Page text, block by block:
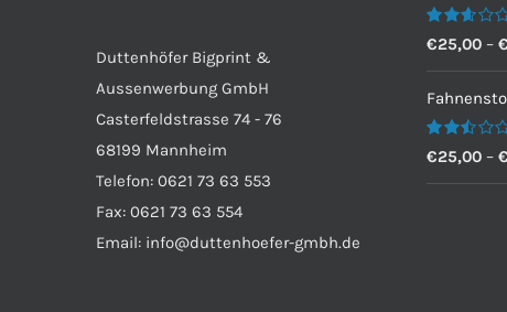
Duttenhöfer Bigprint &
Aussenwerbung GmbH
Casterfeldstrasse 74 - 76
68199 Mannheim
Telefon: 0621 73 63 553
Fax: 0621 73 63 554
Email: info@duttenhoefer-gmbh.de
Bewertet
2.60
von 5
€25,00 – €
Bewertet
2.50
€25,00 – €